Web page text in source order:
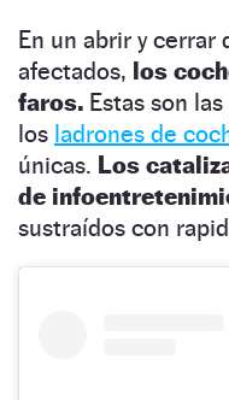
En un abrir y cerrar
afectados, los
faros. Estas son
los ladrones de
únicas. Los
de
sustraídos con